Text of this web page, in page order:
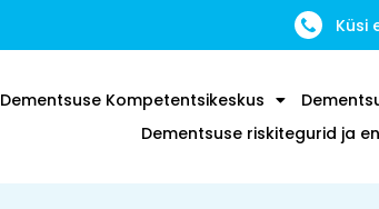
Küsi
Dementsuse Kompetentsikeskus
Dementsuse riskitegurid ja